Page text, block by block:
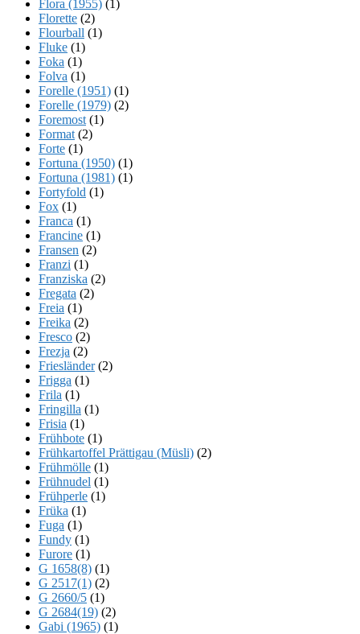
Flora (1955) (1)
Florette (2)
Flourball (1)
Fluke (1)
Foka (1)
Folva (1)
Forelle (1951) (1)
Forelle (1979) (2)
Foremost (1)
Format (2)
Forte (1)
Fortuna (1950) (1)
Fortuna (1981) (1)
Fortyfold (1)
Fox (1)
Franca (1)
Francine (1)
Fransen (2)
Franzi (1)
Franziska (2)
Fregata (2)
Freia (1)
Freika (2)
Fresco (2)
Frezja (2)
Friesländer(2)
Frigga (1)
Frila (1)
Fringilla (1)
Frisia (1)
Frühbote (1)
Frühkartoffel Prättigau (Müsli) (2)
Frühmölle (1)
Frühnudel (1)
Frühperle (1)
Früka (1)
Fuga (1)
Fundy (1)
Furore (1)
G 1658(8) (1)
G 2517(1) (2)
G 2660/5 (1)
G 2684(19) (2)
Gabi (1965) (1)